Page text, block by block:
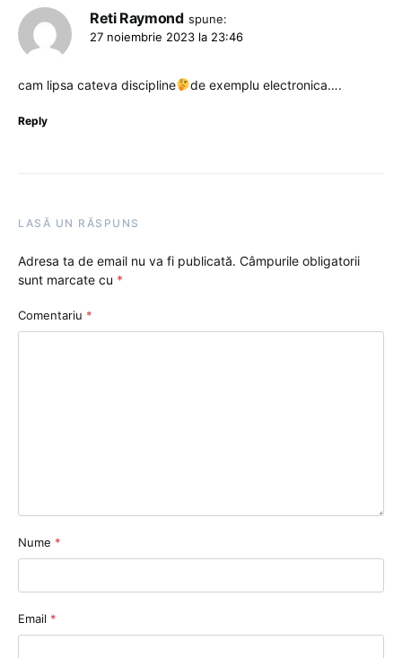
Reti Raymond spune:
27 noiembrie 2023 la 23:46
cam lipsa cateva discipline de exemplu electronica….
Reply
LASĂ UN RĂSPUNS
Adresa ta de email nu va fi publicată. Câmpurile obligatorii
sunt marcate cu *
Comentariu *
Nume *
Email *